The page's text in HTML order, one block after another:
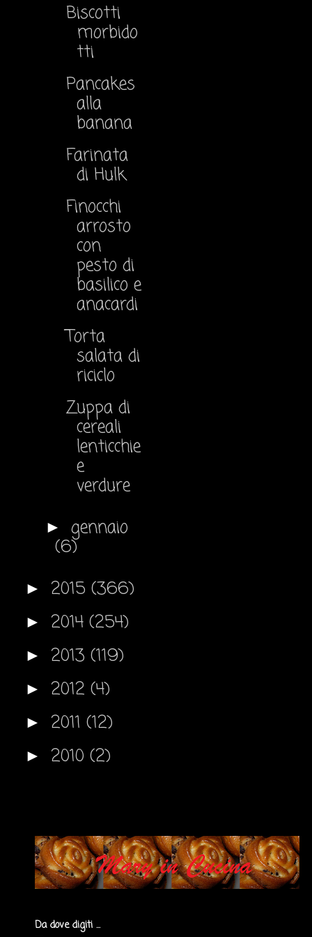
Biscotti
morbido
tti
Pancakes
alla
banana
Farinata
di Hulk
Finocchi
arrosto
con
pesto di
basilico e
anacardi
Torta
salata di
riciclo
Zuppa di
cereali
lenticchie
e
verdure
► gennaio
(6)
► 2015 (366)
► 2014 (254)
► 2013 (119)
► 2012 (4)
► 2011 (12)
► 2010 (2)
Da dove digiti ...